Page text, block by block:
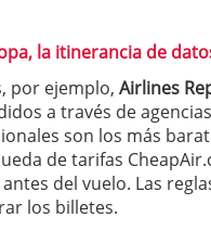
la itinerancia de
por ejemplo, Airlines
a través de
son los más
de tarifas
del vuelo. Las
los billetes.